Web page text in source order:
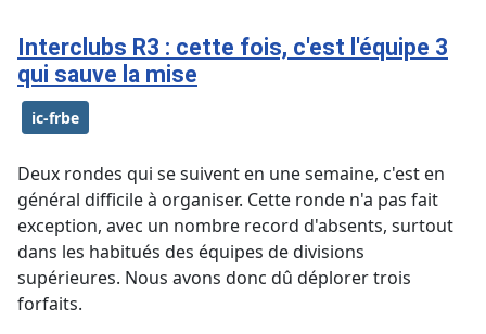
Interclubs R3 : cette fois, c'est l'équipe 3
qui sauve la mise
ic-frbe
Deux rondes qui se suivent en une semaine, c'est en
général difficile à organiser. Cette ronde n'a pas fait
exception, avec un nombre record d'absents, surtout
dans les habitués des équipes de divisions
supérieures. Nous avons donc dû déplorer trois
forfaits.